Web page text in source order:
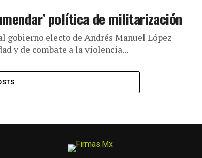
política de militarización
electo de Andrés Manuel López
y de combate a la violencia...